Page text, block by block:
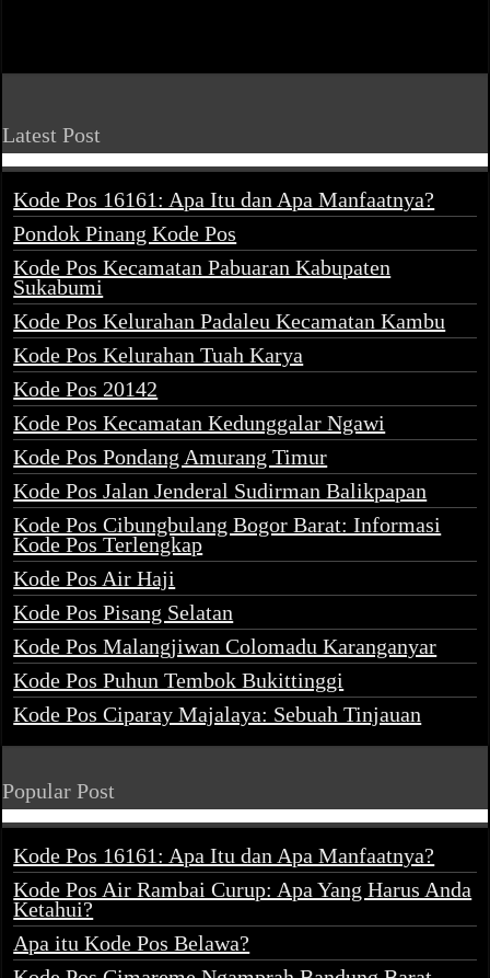
Latest Post
Kode Pos 16161: Apa Itu dan Apa Manfaatnya?
Pondok Pinang Kode Pos
Kode Pos Kecamatan Pabuaran Kabupaten
Sukabumi
Kode Pos Kelurahan Padaleu Kecamatan Kambu
Kode Pos Kelurahan Tuah Karya
Kode Pos 20142
Kode Pos Kecamatan Kedunggalar Ngawi
Kode Pos Pondang Amurang Timur
Kode Pos Jalan Jenderal Sudirman Balikpapan
Kode Pos Cibungbulang Bogor Barat: Informasi
Kode Pos Terlengkap
Kode Pos Air Haji
Kode Pos Pisang Selatan
Kode Pos Malangjiwan Colomadu Karanganyar
Kode Pos Puhun Tembok Bukittinggi
Kode Pos Ciparay Majalaya: Sebuah Tinjauan
Popular Post
Kode Pos 16161: Apa Itu dan Apa Manfaatnya?
Kode Pos Air Rambai Curup: Apa Yang Harus Anda
Ketahui?
Apa itu Kode Pos Belawa?